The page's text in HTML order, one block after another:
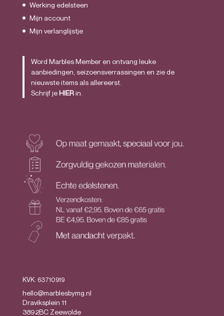
Werking edelsteen
Mijn account
Mijn verlanglijstje
Word Marbles Member en ontvang leuke
aanbiedingen, seizoensverrassingen en zie de
nieuwste items als allereerst.
Schrijf jeHIERin.
KVK: 63710919
hello@marblesbymg.nl
Draviksplein 11
3892BC Zeewolde